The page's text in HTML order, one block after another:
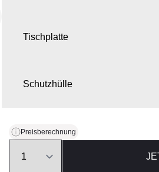
Tischplatte
Schutzhülle
Preisberechnung